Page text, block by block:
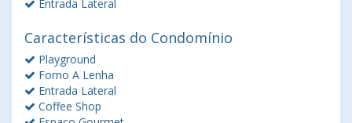
Entrada Lateral
Características do Condomínio
Playground
Forno A Lenha
Entrada Lateral
Coffee Shop